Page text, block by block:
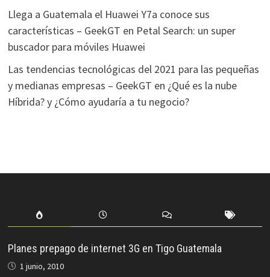
Llega a Guatemala el Huawei Y7a conoce sus
características – GeekGT en Petal Search: un super
buscador para móviles Huawei
Las tendencias tecnológicas del 2021 para las pequeñas
y medianas empresas – GeekGT en ¿Qué es la nube
Híbrida? y ¿Cómo ayudaría a tu negocio?
Planes prepago de internet 3G en Tigo Guatemala
1 junio, 2010